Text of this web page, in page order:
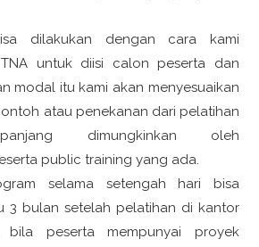
dilakukan dengan cara kami
untuk diisi calon peserta dan
modal itu kami akan menyesuaikan
atau penekanan dari pelatihan
dimungkinkan oleh
public training yang ada.
selama setengah hari bisa
3 bulan setelah pelatihan di kantor
bila peserta mempunyai proyek